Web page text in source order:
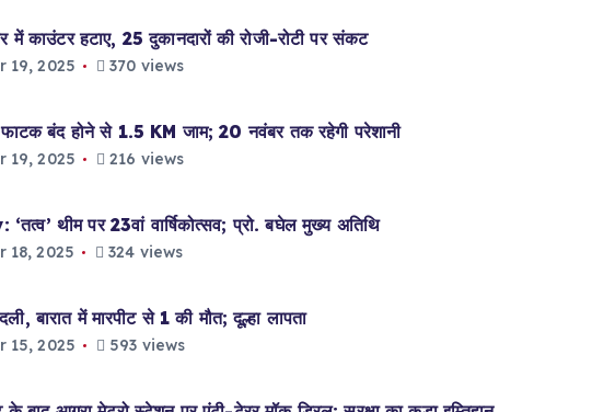
हटाए, 25 दुकानदारों की रोजी-रोटी पर संकट
19, 2025 370 views
बंद होने से 1.5 KM जाम; 20 नवंबर तक रहेगी परेशानी
19, 2025 216 views
थीम पर 23वां वार्षिकोत्सव; प्रो. बघेल मुख्य अतिथि
18, 2025 324 views
बारात में मारपीट से 1 की मौत; दूल्हा लापता
15, 2025 593 views